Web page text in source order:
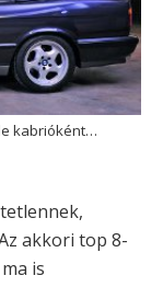
kabrióként…
akkori top 8-
is